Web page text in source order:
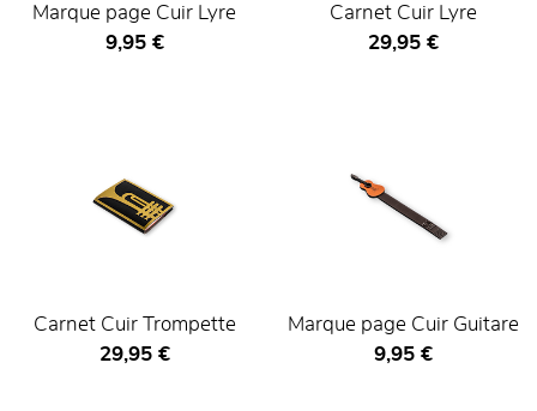
Marque page Cuir Lyre
Prix ​​actuel
9,95 €
Carnet Cuir Lyre
Prix ​​actuel
29,95 €
Carnet Cuir Trompette
Prix ​​actuel
29,95 €
Marque page Cuir Guitare
Prix ​​actuel
9,95 €